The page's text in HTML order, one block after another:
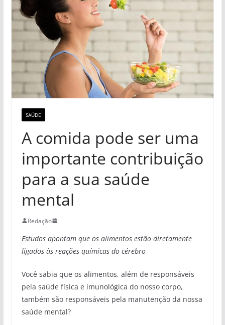
SAÚDE
A comida pode ser uma
importante contribuição
para a sua saúde
mental
Redação
Estudos apontam que os alimentos estão diretamente
ligados às reações químicas do cérebro
Você sabia que os alimentos, além de responsáveis
pela saúde física e imunológica do nosso corpo,
também são responsáveis pela manutenção da nossa
saúde mental?